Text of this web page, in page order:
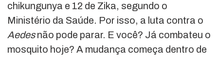
chikungunya e 12 de Zika, segundo o
Ministério da Saúde. Por isso, a luta contra o
Aedesnão pode parar. E você? Já combateu o
mosquito hoje? A mudança começa dentro de